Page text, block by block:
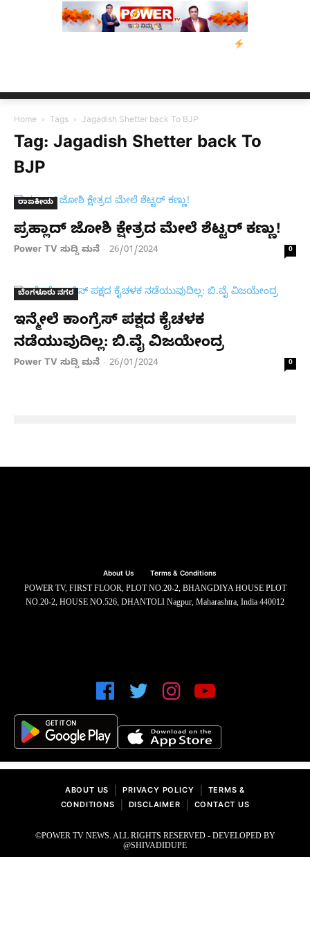
ಬೆಂಗಳೂರಿನಿಂದ
Home Tags Jagadish Shetter back To BJP
Tag: Jagadish Shetter back To
BJP
ರಾಜಕೀಯ
ಪ್ರಹ್ಲಾದ್​ ಜೋಶಿ ಕ್ಷೇತ್ರದ ಮೇಲೆ ಶೆಟ್ಟರ್​ ಕಣ್ಣು!
Power TV ಸುದ್ದಿ ಮನೆ - 26/01/2024 0
ಬೆಂಗಳೂರು ನಗರ
ಇನ್ಮೇಲೆ ಕಾಂಗ್ರೆಸ್​ ಪಕ್ಷದ ಕೈಚಳಕ
ನಡೆಯುವುದಿಲ್ಲ: ಬಿ.ವೈ ವಿಜಯೇಂದ್ರ
Power TV ಸುದ್ದಿ ಮನೆ - 26/01/2024 0
About Us Terms & Conditions
POWER TV, FIRST FLOOR, PLOT NO.20-2, BHANGDIYA HOUSE PLOT
NO.20-2, HOUSE NO.526, DHANTOLI Nagpur, Maharashtra, India 440012
ABOUT US PRIVACY POLICY
TERMS &
CONDITIONS
DISCLAIMER CONTACT US
©POWER TV NEWS. ALL RIGHTS RESERVED - DEVELOPED BY
@SHIVADIDUPE